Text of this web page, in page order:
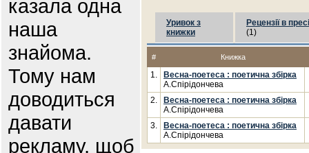
казала одна
наша
знайома.
Тому нам
доводиться
давати
рекламу, щоб
Уривок з
книжки
Рецензії в пресі
(1)
# Книжка
1.
Весна-поетеса : поетична збірка
А.Спірідончева
2.
Весна-поетеса : поетична збірка
А.Спірідончева
3.
Весна-поетеса : поетична збірка
А.Спірідончева